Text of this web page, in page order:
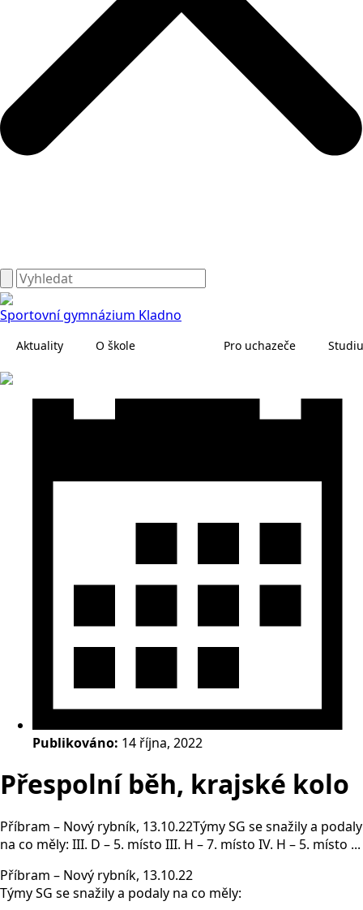
Sportovní gymnázium Kladno
Aktuality O škole Pro uchazeče
Publikováno: 14 října, 2022
Přespolní běh, krajské kolo
Příbram – Nový rybník, 13.10.22Týmy SG se snažily a podaly
na co měly: III. D – 5. místo III. H – 7. místo IV. H – 5. místo ...
Příbram – Nový rybník, 13.10.22
Týmy SG se snažily a podaly na co měly: